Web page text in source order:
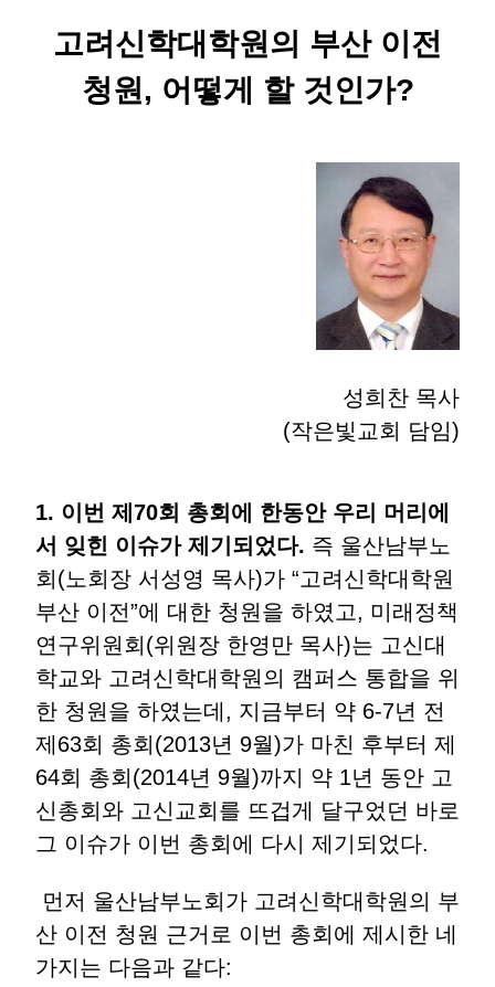
고려신학대학원의 부산 이전
청원, 어떻게 할 것인가?
성희찬 목사
(작은빛교회 담임)
1. 이번 제70회 총회에 한동안 우리 머리에
서 잊힌 이슈가 제기되었다. 즉 울산남부노
회(노회장 서성영 목사)가 “고려신학대학원
부산 이전”에 대한 청원을 하였고, 미래정책
연구위원회(위원장 한영만 목사)는 고신대
학교와 고려신학대학원의 캠퍼스 통합을 위
한 청원을 하였는데, 지금부터 약 6-7년 전
제63회 총회(2013년 9월)가 마친 후부터 제
64회 총회(2014년 9월)까지 약 1년 동안 고
신총회와 고신교회를 뜨겁게 달구었던 바로
그 이슈가 이번 총회에 다시 제기되었다.
먼저 울산남부노회가 고려신학대학원의 부
산 이전 청원 근거로 이번 총회에 제시한 네
가지는 다음과 같다: